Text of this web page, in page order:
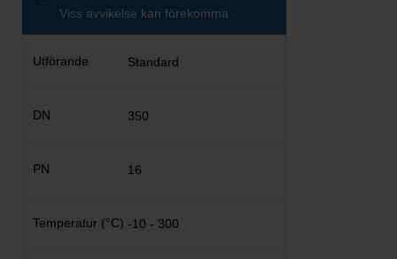
Viss avvikelse kan förekomma
Standard
350
16
-10 - 300